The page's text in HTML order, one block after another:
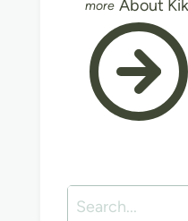
About
Suchen